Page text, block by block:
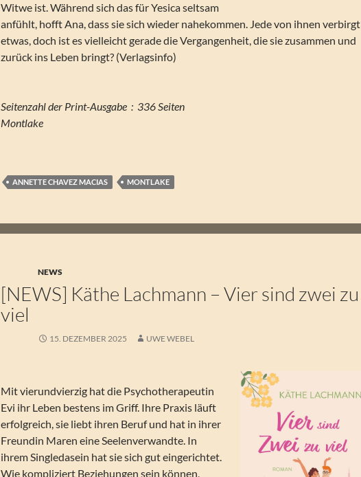
Witwe ist. Während sich das für Yesica seltsam
anfühlt, hofft Ana, dass sie sich wieder nahekommen. Jede von ihnen verbirgt
etwas, doch ist es vielleicht gerade die Vergangenheit, die sie zusammen und
zurück ins Leben bringt? (Verlagsinfo)
Seitenzahl der Print-Ausgabe ‏ : ‎ 336 Seiten
Montlake
ANNETTE CHAVEZ MACIAS MONTLAKE
NEWS
[NEWS] Käthe Lachmann – Vier sind zwei zu
viel
15. DEZEMBER 2025 UWE WEBEL
Mit vierundvierzig hat die Psychotherapeutin
Evi ihr Leben bestens im Griff. Ihre Praxis läuft
erfolgreich, sie liebt ihren Beruf und hat in ihrer
Freundin Maren eine Seelenverwandte. In
ihrem Singledasein hat sie sich gut eingerichtet.
Wie kompliziert Beziehungen sein können,